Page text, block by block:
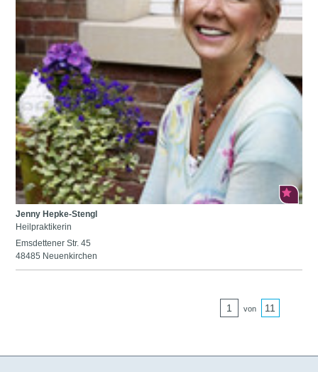
Jenny Hepke-Stengl
Heilpraktikerin
Emsdettener Str. 45
48485 Neuenkirchen
1 von 11